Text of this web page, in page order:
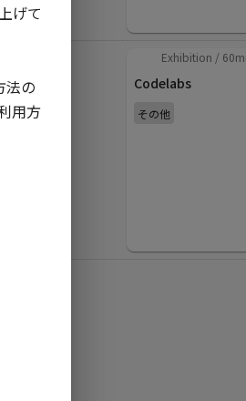
Exhibition / 60
Codelabs
その他
げて
法の
用方